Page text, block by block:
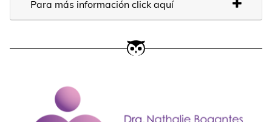
Para más información click aquí